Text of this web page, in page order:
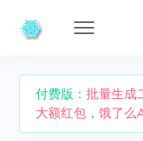
付费版： 批量生成
大额红包 ， 饿了么